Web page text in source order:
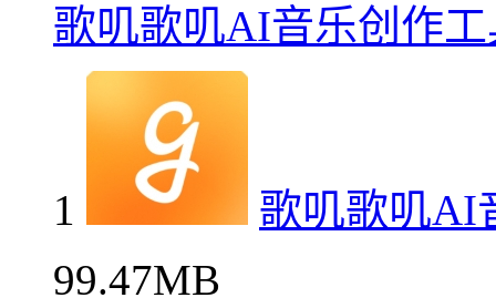
歌叽歌叽AI音乐创作
1
歌叽歌叽AI
99.47MB